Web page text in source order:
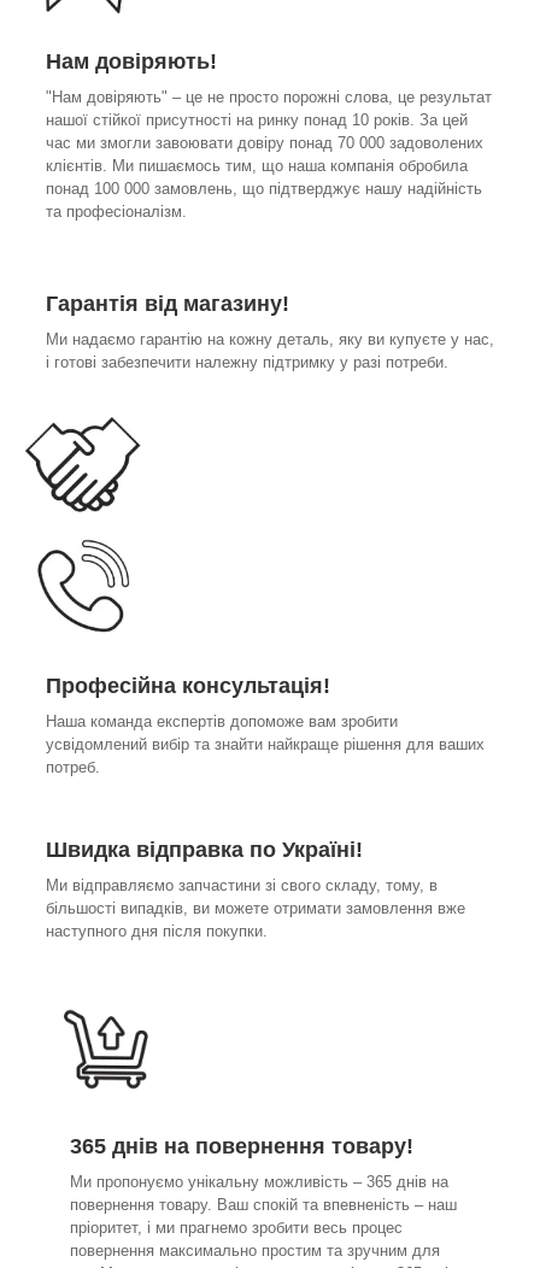
Нам довіряють!
"Нам довіряють" – це не просто порожні слова, це результат
нашої стійкої присутності на ринку понад 10 років. За цей
час ми змогли завоювати довіру понад 70 000 задоволених
клієнтів. Ми пишаємось тим, що наша компанія обробила
понад 100 000 замовлень, що підтверджує нашу надійність
та професіоналізм.
Гарантія від магазину!
Ми надаємо гарантію на кожну деталь, яку ви купуєте у нас,
і готові забезпечити належну підтримку у разі потреби.
Професійна консультація!
Наша команда експертів допоможе вам зробити
усвідомлений вибір та знайти найкраще рішення для ваших
потреб.
Швидка відправка по Україні!
Ми відправляємо запчастини зі свого складу, тому, в
більшості випадків, ви можете отримати замовлення вже
наступного дня після покупки.
365 днів на повернення товару!
Ми пропонуємо унікальну можливість – 365 днів на
повернення товару. Ваш спокій та впевненість – наш
пріоритет, і ми прагнемо зробити весь процес
повернення максимально простим та зручним для